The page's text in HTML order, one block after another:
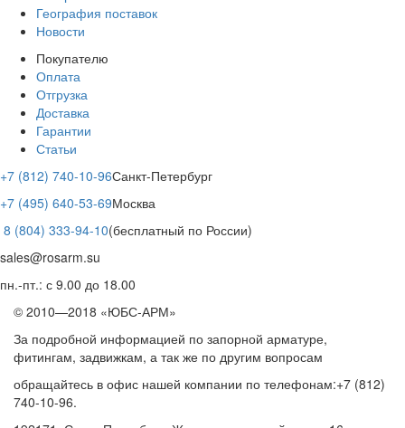
География поставок
Новости
Покупателю
Оплата
Отгрузка
Доставка
Гарантии
Статьи
+7 (812) 740-10-96Санкт-Петербург
+7 (495) 640-53-69Москва
8 (804) 333-94-10(бесплатный по России)
sales@rosarm.su
пн.-пт.: с 9.00 до 18.00
© 2010—2018 «ЮБС-АРМ»
За подробной информацией по запорной арматуре,
фитингам, задвижкам, а так же по другим вопросам
обращайтесь в офис нашей компании по телефонам:+7 (812)
740-10-96.